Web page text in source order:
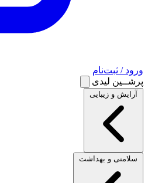
ورود / ثبت‌نام
پرشــین لیدی
آرایش و زیبایی
سلامتی و بهداشت